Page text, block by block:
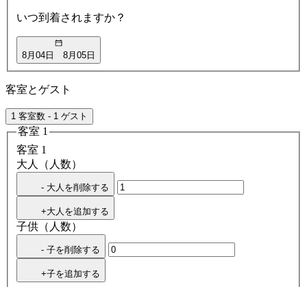
いつ到着されますか？
8月04日 8月05日
客室とゲスト
1 客室数 - 1 ゲスト
客室 1
客室 1
大人（人数）
- 大人を削除する
+大人を追加する
子供（人数）
- 子を削除する
+子を追加する